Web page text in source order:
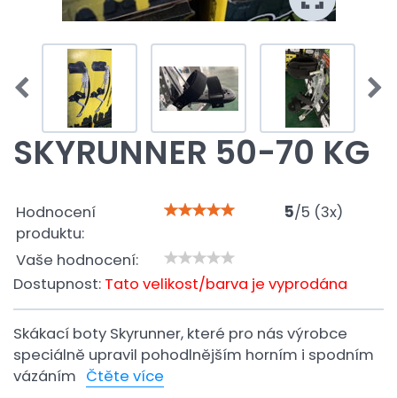
SKYRUNNER 50-70 KG
Hodnocení
produktu:
5/5 (3x)
Vaše hodnocení:
Dostupnost: Tato velikost/barva je vyprodána
Skákací boty Skyrunner, které pro nás výrobce
speciálně upravil pohodlnějším horním i spodním
vázáním Čtěte více